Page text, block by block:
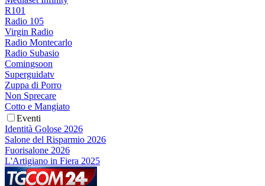
R101
Radio 105
Virgin Radio
Radio Montecarlo
Radio Subasio
Comingsoon
Superguidatv
Zuppa di Porro
Non Sprecare
Cotto e Mangiato
Eventi
Identità Golose 2026
Salone del Risparmio 2026
Fuorisalone 2026
L'Artigiano in Fiera 2025